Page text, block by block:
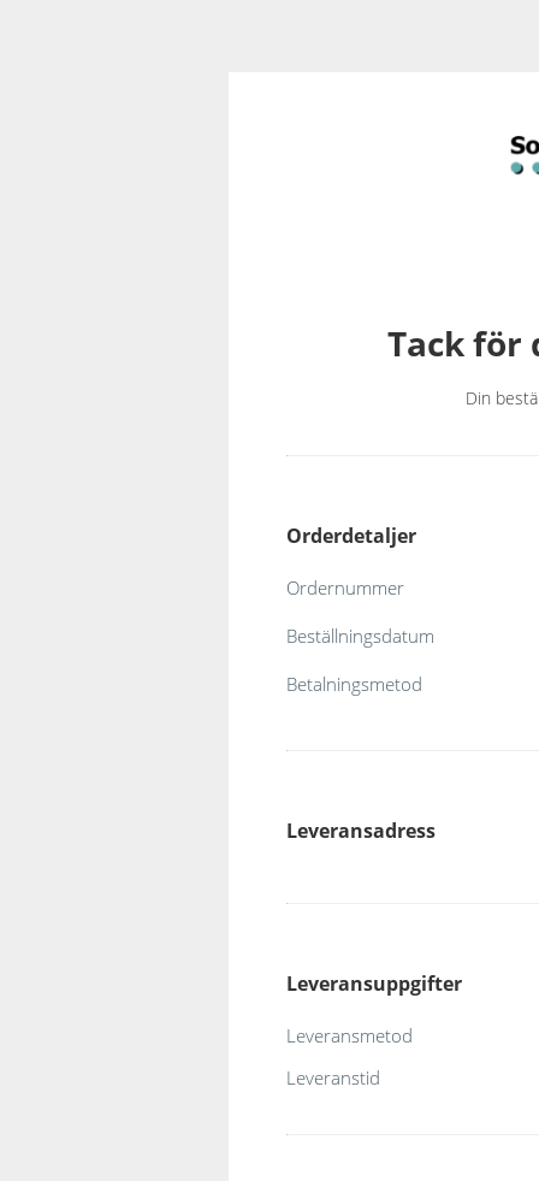
Tack för
Din
Orderdetaljer
Ordernummer
Beställningsdatum
Betalningsmetod
Leveransadress
Leveransuppgifter
Leveransmetod
Leveranstid